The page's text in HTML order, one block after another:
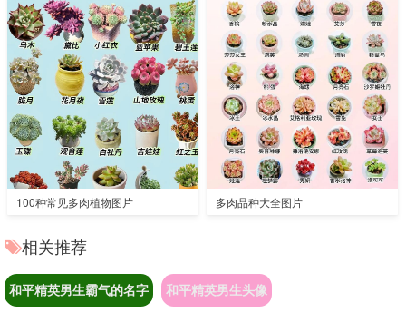
100种常见多肉植物图片 多肉品种大全图片
相关推荐
和平精英男生霸气的名字 和平精英男生头像